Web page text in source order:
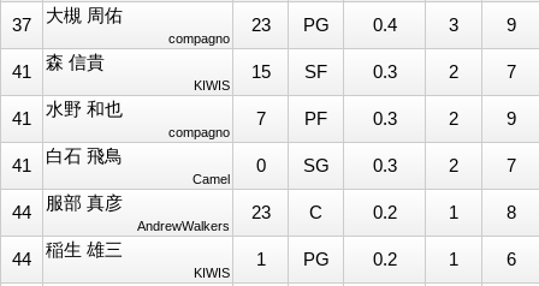
37 大槻 周佑
compagno
23 PG 0.4 3 9
41 森 信貴
KIWIS
15 SF 0.3 2 7
41 水野 和也
compagno
7 PF 0.3 2 9
41 白石 飛鳥
Camel
0 SG 0.3 2 7
44 服部 真彦
AndrewWalkers
23 C 0.2 1 8
44 稲生 雄三
KIWIS
1 PG 0.2 1 6